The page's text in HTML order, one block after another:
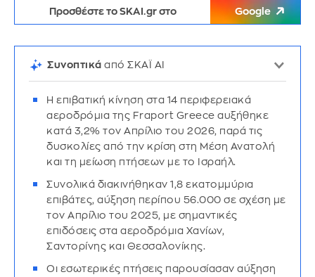
Προσθέστε το SKAI.gr στο Google
Συνοπτικά από ΣΚΑΪ AI
Η επιβατική κίνηση στα 14 περιφερειακά
αεροδρόμια της Fraport Greece αυξήθηκε
κατά 3,2% τον Απρίλιο του 2026, παρά τις
δυσκολίες από την κρίση στη Μέση Ανατολή
και τη μείωση πτήσεων με το Ισραήλ.
Συνολικά διακινήθηκαν 1,8 εκατομμύρια
επιβάτες, αύξηση περίπου 56.000 σε σχέση με
τον Απρίλιο του 2025, με σημαντικές
επιδόσεις στα αεροδρόμια Χανίων,
Σαντορίνης και Θεσσαλονίκης.
Οι εσωτερικές πτήσεις παρουσίασαν αύξηση